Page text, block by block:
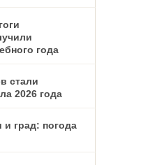
года
стали
2026 года
и град: погода